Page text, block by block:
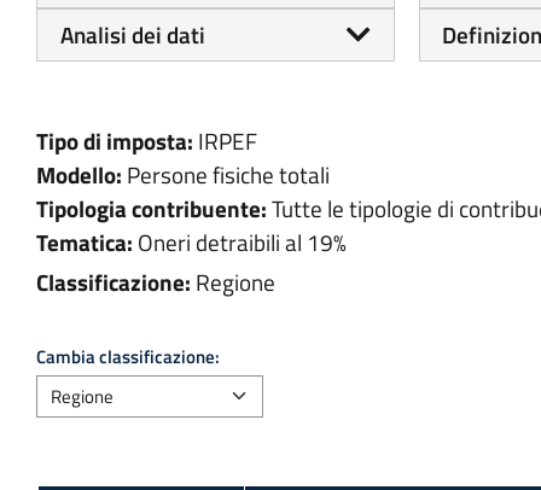
Analisi dei dati
Tipo di imposta: IRPEF
Modello: Persone fisiche totali
Tipologia contribuente:Tutte le tipologie di
Tematica: Oneri detraibili al 19%
Classificazione: Regione
Cambia classificazione: